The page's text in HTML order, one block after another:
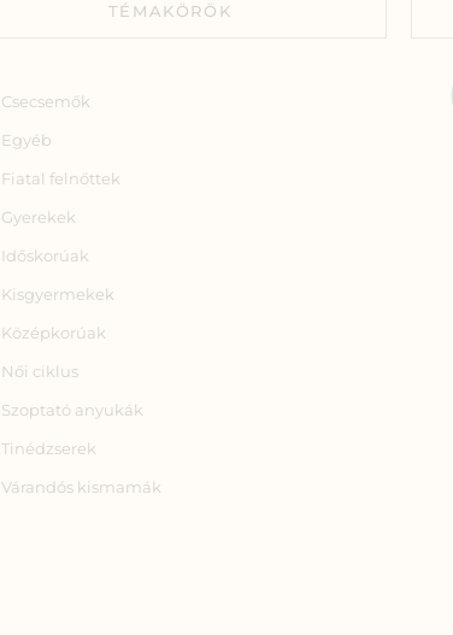
TÉMAKÖRÖK
Csecsemők
Egyéb
Fiatal felnőttek
Gyerekek
Időskorúak
Kisgyermekek
Középkorúak
Női ciklus
Szoptató anyukák
Tinédzserek
Várandós kismamák